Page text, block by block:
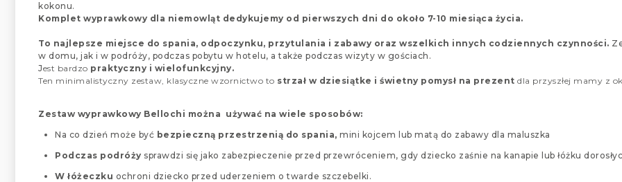
kokonu.
Komplet wyprawkowy dla niemowląt dedykujemy od pierwszych dni do około 7-10 miesiąca życia.
To najlepsze miejsce do spania, odpoczynku, przytulania i zabawy oraz wszelkich innych codziennych czynności.
w domu, jak i w podróży, podczas pobytu w hotelu, a także podczas wizyty w gościach.
Jest bardzo praktyczny i wielofunkcyjny.
Ten minimalistyczny zestaw, klasyczne wzornictwo to strzał w dziesiątke i świetny pomysł na prezent dla przyszłej mamy z
Zestaw wyprawkowy Bellochi można używać na wiele sposobów:
Na co dzień może być bezpieczną przestrzenią do spania,mini kojcem lub matą do zabawy dla maluszka
Podczas podróży sprawdzi się jako zabezpieczenie przed przewróceniem, gdy dziecko zaśnie na kanapie lub łóżku
W łóżeczku ochroni dziecko przed uderzeniem o twarde szczebelki.